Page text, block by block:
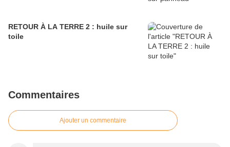
RETOUR À LA TERRE 2 : huile sur
toile
Commentaires
Ajouter un commentaire